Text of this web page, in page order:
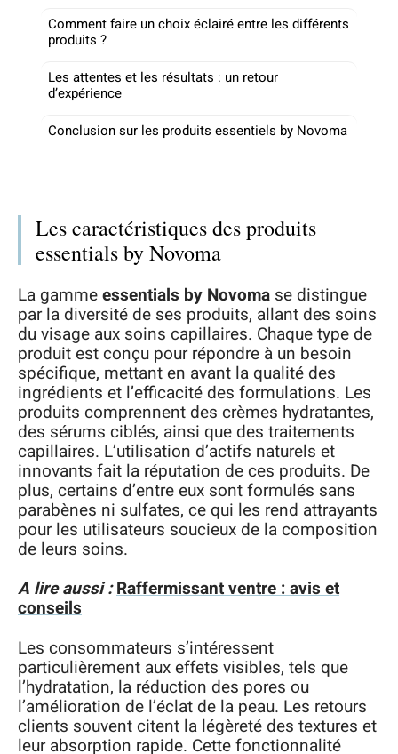
Comment faire un choix éclairé entre les différents
produits ?
Les attentes et les résultats : un retour
d’expérience
Conclusion sur les produits essentiels by Novoma
Les caractéristiques des produits
essentials by Novoma
La gammeessentials by Novoma se distingue
par la diversité de ses produits, allant des soins
du visage aux soins capillaires. Chaque type de
produit est conçu pour répondre à un besoin
spécifique, mettant en avant la qualité des
ingrédients et l’efficacité des formulations. Les
produits comprennent des crèmes hydratantes,
des sérums ciblés, ainsi que des traitements
capillaires. L’utilisation d’actifs naturels et
innovants fait la réputation de ces produits. De
plus, certains d’entre eux sont formulés sans
parabènes ni sulfates, ce qui les rend attrayants
pour les utilisateurs soucieux de la composition
de leurs soins.
A lire aussi :Raffermissant ventre : avis et
conseils
Les consommateurs s’intéressent
particulièrement aux effets visibles, tels que
l’hydratation, la réduction des pores ou
l’amélioration de l’éclat de la peau. Les retours
clients souvent citent la légèreté des textures et
leur absorption rapide. Cette fonctionnalité